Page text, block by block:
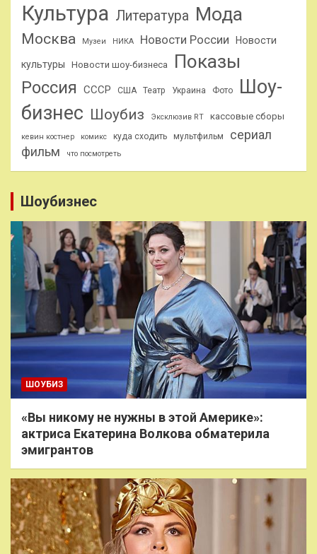
Культура Литература Мода
Москва Музеи НИКА Новости России Новости
культуры Новости шоу-бизнеса Показы
Россия СССР США Театр Украина Фото
Шоу-
бизнес Шоубиз Эксклюзив RT кассовые сборы
кевин костнер комикс куда сходить мультфильм
сериал
фильм
что посмотреть
Шоубизнес
ШОУБИЗ
«Вы никому не нужны в этой Америке»:
актриса Екатерина Волкова обматерила
эмигрантов